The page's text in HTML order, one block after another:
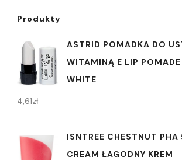
Produkty
ASTRID POMADKA DO
WITAMINĄ E LIP
WHITE
4,61zł
ISNTREE CHESTNUT PHA
CREAM ŁAGODNY KREM